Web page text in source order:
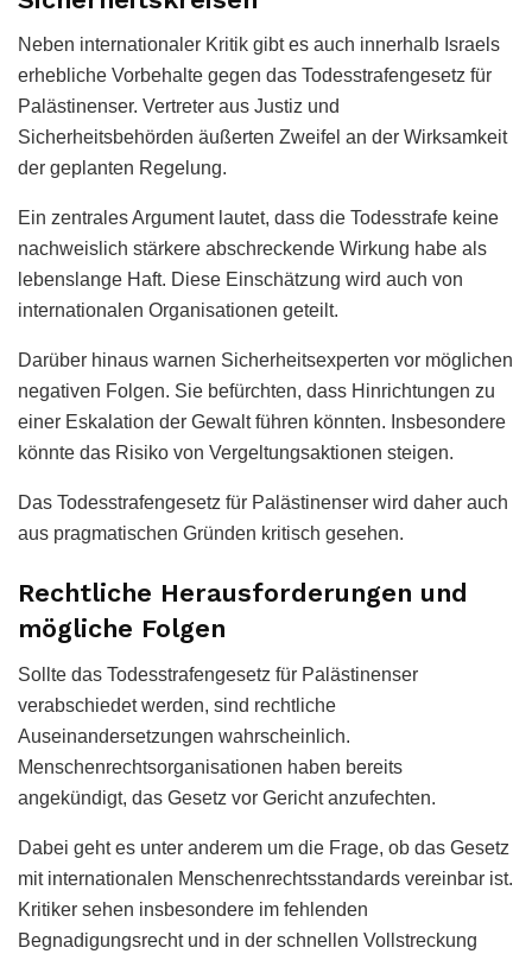
Neben internationaler Kritik gibt es auch innerhalb Israels
erhebliche Vorbehalte gegen das Todesstrafengesetz für
Palästinenser. Vertreter aus Justiz und
Sicherheitsbehörden äußerten Zweifel an der Wirksamkeit
der geplanten Regelung.
Ein zentrales Argument lautet, dass die Todesstrafe keine
nachweislich stärkere abschreckende Wirkung habe als
lebenslange Haft. Diese Einschätzung wird auch von
internationalen Organisationen geteilt.
Darüber hinaus warnen Sicherheitsexperten vor möglichen
negativen Folgen. Sie befürchten, dass Hinrichtungen zu
einer Eskalation der Gewalt führen könnten. Insbesondere
könnte das Risiko von Vergeltungsaktionen steigen.
Das Todesstrafengesetz für Palästinenser wird daher auch
aus pragmatischen Gründen kritisch gesehen.
Rechtliche Herausforderungen und
mögliche Folgen
Sollte das Todesstrafengesetz für Palästinenser
verabschiedet werden, sind rechtliche
Auseinandersetzungen wahrscheinlich.
Menschenrechtsorganisationen haben bereits
angekündigt, das Gesetz vor Gericht anzufechten.
Dabei geht es unter anderem um die Frage, ob das Gesetz
mit internationalen Menschenrechtsstandards vereinbar ist.
Kritiker sehen insbesondere im fehlenden
Begnadigungsrecht und in der schnellen Vollstreckung